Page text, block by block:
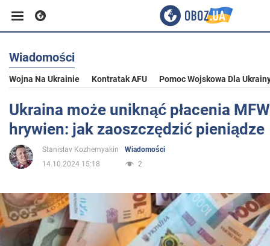
Biznes
Sport
Rozrywka
Polityka
Wiadomości
Wojna Na Ukrainie Kontratak AFU Pomoc Wojskowa Dla
Ukraina może uniknąć płacenia
hrywien: jak zaoszczędzić pieniądze
Stanislav Kozhemyakin
Wiadomości
14.10.2024 15:18
2